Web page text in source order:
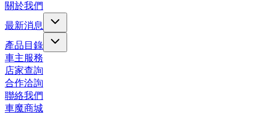
關於我們
最新消息
產品目錄
車主服務
店家查詢
合作洽詢
聯絡我們
車魔商城